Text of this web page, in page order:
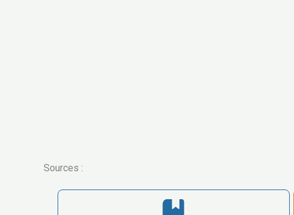
Sources :